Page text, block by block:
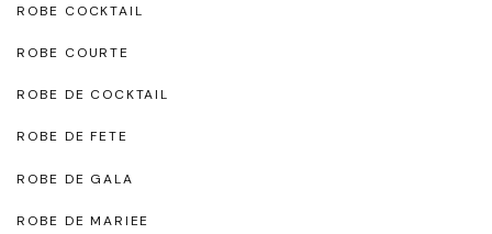
ROBE COCKTAIL
ROBE COURTE
ROBE DE COCKTAIL
ROBE DE FETE
ROBE DE GALA
ROBE DE MARIEE